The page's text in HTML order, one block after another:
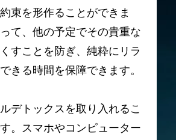
束を形作ることができま
て、他の予定でその貴重な
すことを防ぎ、純粋にリラ
きる時間を保障できます。
デトックスを取り入れるこ
。スマホやコンピューター